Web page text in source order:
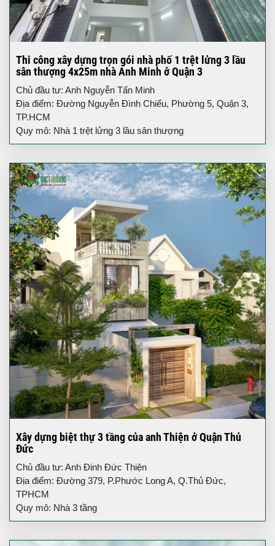
Thi công xây dựng trọn gói nhà phố 1 trệt lửng 3 lầu
sân thượng 4x25m nhà Anh Minh ở Quận 3
Chủ đầu tư: Anh Nguyễn Tấn Minh
Địa điểm: Đường Nguyễn Đình Chiểu, Phường 5, Quận 3,
TP.HCM
Quy mô: Nhà 1 trệt lửng 3 lầu sân thượng
Xây dựng biệt thự 3 tầng của anh Thiện ở Quận Thủ
Đức
Chủ đầu tư: Anh Đinh Đức Thiện
Địa điểm: Đường 379, P.Phước Long A, Q.Thủ Đức,
TPHCM
Quy mô: Nhà 3 tầng